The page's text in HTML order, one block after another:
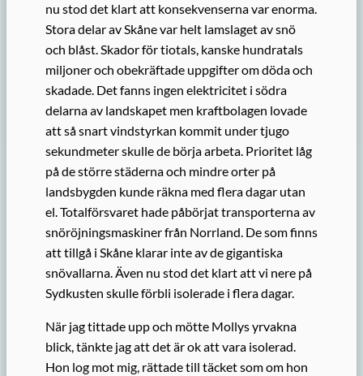
nu stod det klart att konsekvenserna var enorma.
Stora delar av Skåne var helt lamslaget av snö
och blåst. Skador för tiotals, kanske hundratals
miljoner och obekräftade uppgifter om döda och
skadade. Det fanns ingen elektricitet i södra
delarna av landskapet men kraftbolagen lovade
att så snart vindstyrkan kommit under tjugo
sekundmeter skulle de börja arbeta. Prioritet låg
på de större städerna och mindre orter på
landsbygden kunde räkna med flera dagar utan
el. Totalförsvaret hade påbörjat transporterna av
snöröjningsmaskiner från Norrland. De som finns
att tillgå i Skåne klarar inte av de gigantiska
snövallarna. Även nu stod det klart att vi nere på
Sydkusten skulle förbli isolerade i flera dagar.
När jag tittade upp och mötte Mollys yrvakna
blick, tänkte jag att det är ok att vara isolerad.
Hon log mot mig, rättade till täcket som om hon